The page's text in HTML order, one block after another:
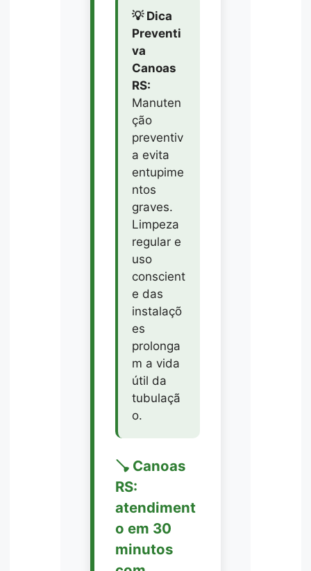
💡 Dica
Preventi
va
Canoas
RS:
Manuten
ção
preventiv
a evita
entupime
ntos
graves.
Limpeza
regular e
uso
conscient
e das
instalaçõ
es
prolonga
m a vida
útil da
tubulaçã
o.
🪠 Canoas
RS:
atendiment
o em 30
minutos